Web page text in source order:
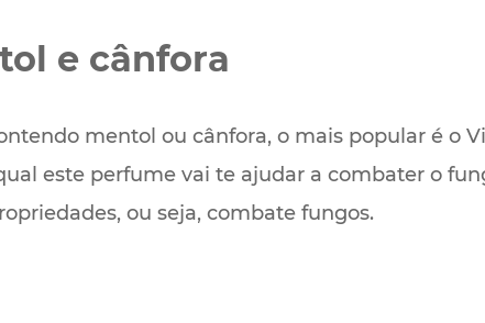
e cânfora
mentol ou cânfora, o mais popular é o
este perfume vai te ajudar a combater o
ou seja, combate fungos.